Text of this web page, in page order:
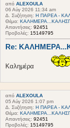
από ALEXOULA
06 Αύγ 2026 11:34 am
Δ. Συζήτηση: Η ΠΑΡΕΑ -
Θέμα:
Απαντήσεις: 92451
Προβολές: 15149795
Re:
Καλημέρα
από ALEXOULA
05 Αύγ 2026 1:07 pm
Δ. Συζήτηση: Η ΠΑΡΕΑ -
Θέμα:
Απαντήσεις: 92451
Προβολές: 15149795